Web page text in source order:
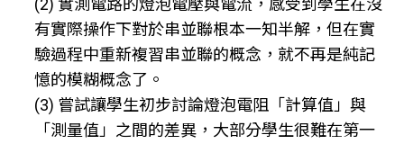
(2) 實測電路的燈泡電壓與電流，感受到學生在沒
有實際操作下對於串並聯根本一知半解，但在實
驗過程中重新複習串並聯的概念，就不再是純記
憶的模糊概念了。
(3) 嘗試讓學生初步討論燈泡電阻「計算值」與
「測量值」之間的差異，大部分學生很難在第一